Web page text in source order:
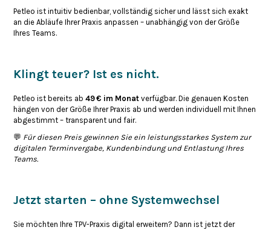
Petleo ist intuitiv bedienbar, vollständig sicher und lässt sich exakt
an die Abläufe Ihrer Praxis anpassen – unabhängig von der Größe
Ihres Teams.​
Klingt teuer? Ist es nicht.
Petleo ist bereits ab49 € im Monat verfügbar. Die genauen Kosten
hängen von der Größe Ihrer Praxis ab und werden individuell mit Ihnen
abgestimmt – transparent und fair.​
💬 Für diesen Preis gewinnen Sie ein leistungsstarkes System zur
digitalen Terminvergabe, Kundenbindung und Entlastung Ihres
Teams.
Jetzt starten – ohne Systemwechsel
Sie möchten Ihre TPV-Praxis digital erweitern? Dann ist jetzt der